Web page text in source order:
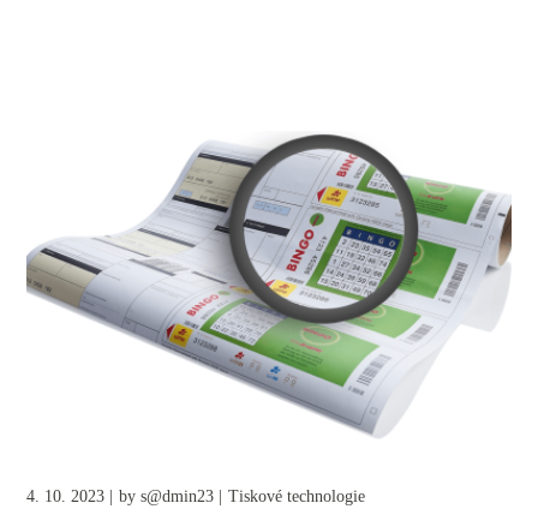
4. 10. 2023 bys@dmin23 Tiskové technologie